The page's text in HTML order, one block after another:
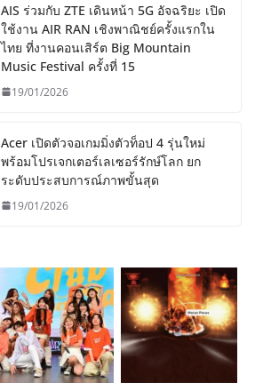
AIS ร่วมกับ ZTE เดินหน้า 5G อัจฉริยะ เปิด
ใช้งาน AIR RAN เชิงพาณิชย์ครั้งแรกใน
ไทย ที่งานคอนเสิร์ต Big Mountain
Music Festival ครั้งที่ 15
19/01/2026
Acer เปิดตัวจอเกมมิ่งตัวท็อป 4 รุ่นใหม่
พร้อมโปรเจกเตอร์เลเซอร์รักษ์โลก ยก
ระดับประสบการณ์ภาพขั้นสุด
19/01/2026